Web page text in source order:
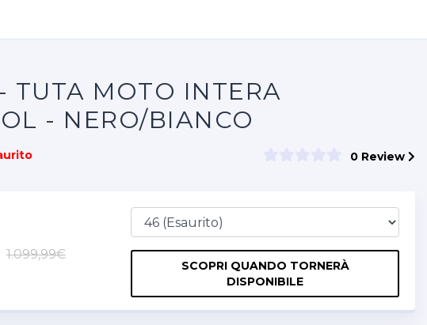
TUTA MOTO INTERA
- NERO/BIANCO
0 Review
1.099,99€
SCOPRI QUANDO TORNERÀ
DISPONIBILE